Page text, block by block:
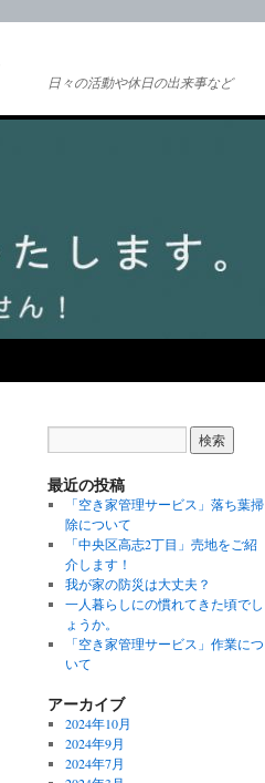
日々の活動や休日の出来事など
最近の投稿
「空き家管理サービス」落ち葉掃
除について
「中央区高志2丁目」売地をご紹
介します！
我が家の防災は大丈夫？
一人暮らしにの慣れてきた頃でし
ょうか。
「空き家管理サービス」作業につ
いて
アーカイブ
2024年10月
2024年9月
2024年7月